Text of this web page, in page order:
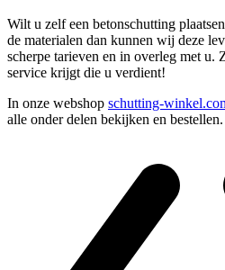
Wilt u zelf een betonschutting
de materialen dan kunnen wij deze
scherpe tarieven en in overleg met u.
service krijgt die u verdient!
In onze webshop schutting-
alle onder delen bekijken en bestellen.